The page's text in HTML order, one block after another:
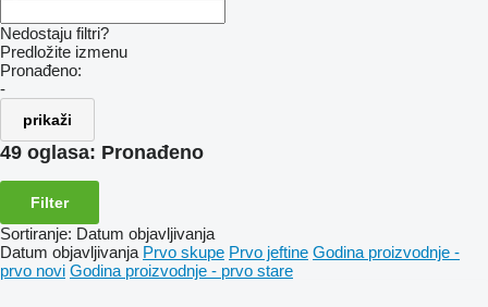
Nedostaju filtri?
Predložite izmenu
Pronađeno:
-
prikaži
49 oglasa: Pronađeno
Filter
Sortiranje: Datum objavljivanja
Datum objavljivanja Prvo skupe Prvo jeftine Godina proizvodnje -
prvo novi Godina proizvodnje - prvo stare